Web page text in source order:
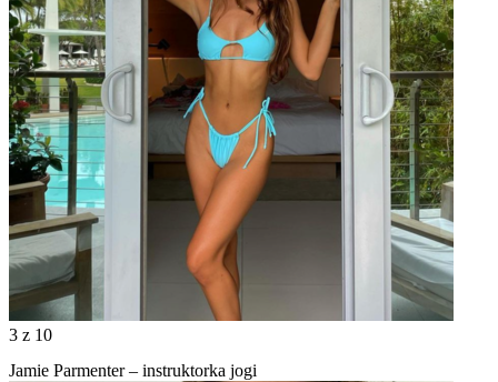
3 z 10
Jamie Parmenter – instruktorka jogi